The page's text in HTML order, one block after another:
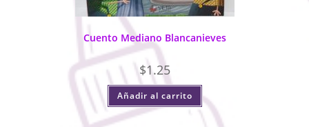
Cuento Mediano Blancanieves
$1.25
Añadir al carrito